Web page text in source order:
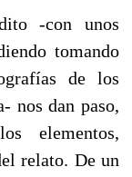
-con unos
tomando
de los
nos dan paso,
elementos,
relato. De un